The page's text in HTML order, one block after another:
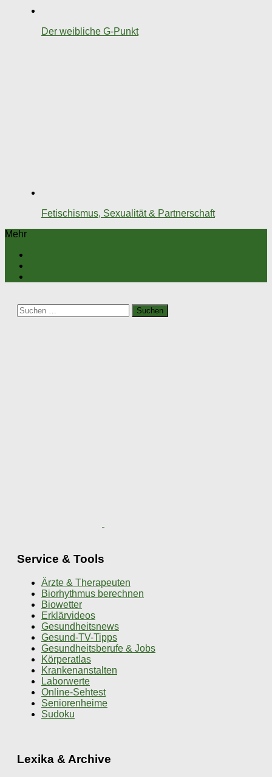
Der weibliche G-Punkt
Fetischismus, Sexualität & Partnerschaft
Mehr
Suchen
nach:
Service & Tools
Ärzte & Therapeuten
Biorhythmus berechnen
Biowetter
Erklärvideos
Gesundheitsnews
Gesund-TV-Tipps
Gesundheitsberufe & Jobs
Körperatlas
Krankenanstalten
Laborwerte
Online-Sehtest
Seniorenheime
Sudoku
Lexika & Archive